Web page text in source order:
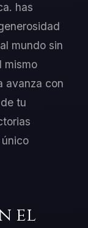
has
mundo sin
mismo
avanza con
tu
el